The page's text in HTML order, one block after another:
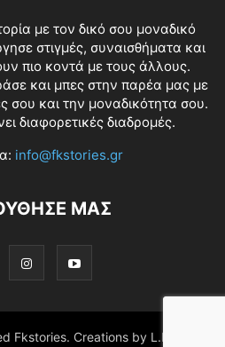
με τον δικό σου μοναδικό
στιγμές, συναισθήματα και
πιο κοντά με τους άλλους.
και μπες στην παρέα μας με
σου και την μοναδικότητα σου.
διαφορετικές διαδρομές.
info@fkstories.gr
ΜΑΣ
Fkstories. Creations by L.K